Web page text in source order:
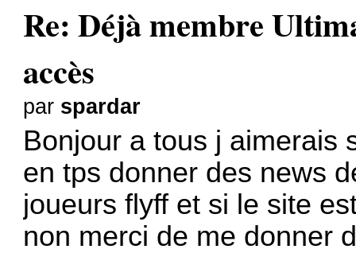
Re: Déjà membre
accès
par spardar
Bonjour a tous j aimerais
en tps donner des news
joueurs flyff et si le site
non merci de me donner